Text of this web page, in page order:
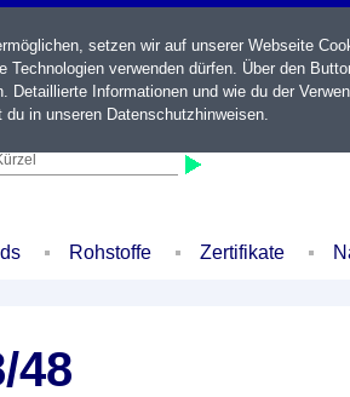
Rohstoffe Zertifikate
48
setzen wir auf unserer Webseite
verwenden dürfen. Über den
Informationen und wie du der
du in unseren Datenschutzhinweisen.